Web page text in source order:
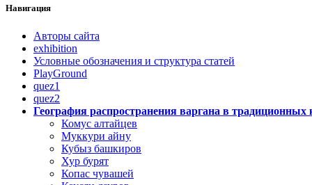
Навигация
Авторы сайта
exhibition
Условные обозначения и структура статей
PlayGround
quez1
quez2
География распространения варгана в традиционных
Комус алтайцев
Муккури айну
Кубыз башкиров
Хур бурят
Копас чувашей